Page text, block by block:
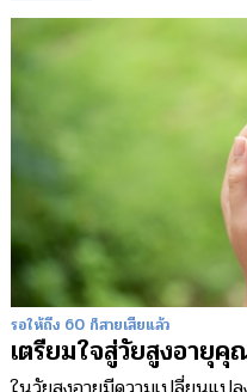
รอให้ถึง 60 ก็สายเสียแล้ว
เตรียมใจสู่วัยสูงอายุ